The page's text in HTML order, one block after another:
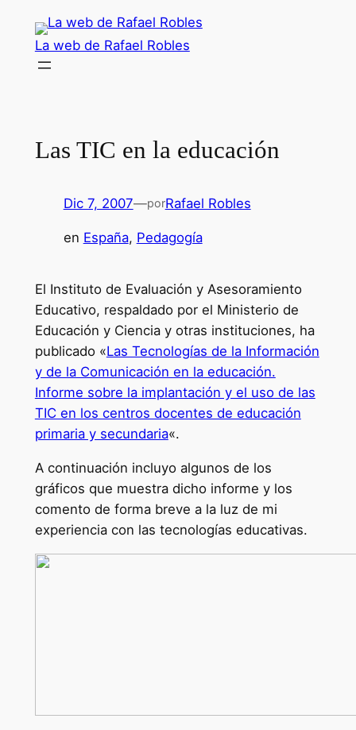
contenido
La web de Rafael Robles
Las TIC en la educación
Dic 7, 2007—porRafael Robles
en España, Pedagogía
El Instituto de Evaluación y Asesoramiento
Educativo, respaldado por el Ministerio de
Educación y Ciencia y otras instituciones, ha
publicado «Las Tecnologías de la Información
y de la Comunicación en la educación.
Informe sobre la implantación y el uso de las
TIC en los centros docentes de educación
primaria y secundaria«.
A continuación incluyo algunos de los
gráficos que muestra dicho informe y los
comento de forma breve a la luz de mi
experiencia con las tecnologías educativas.